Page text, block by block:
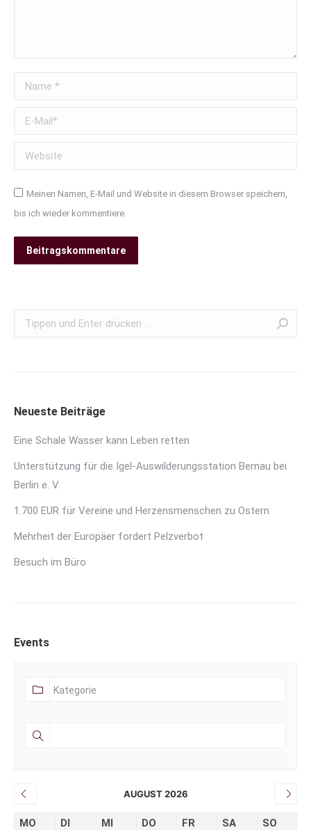
Name *
E-Mail *
Website
Meinen Namen, E-Mail und Website in diesem Browser speichern,
bis ich wieder kommentiere.
Beitragskommentare
Search:
Neueste Beiträge
Eine Schale Wasser kann Leben retten
Unterstützung für die Igel-Auswilderungsstation Bernau bei
Berlin e. V.
1.700 EUR für Vereine und Herzensmenschen zu Ostern
Mehrheit der Europäer fordert Pelzverbot
Besuch im Büro
Events
AUGUST 2026
MO DI MI DO FR SA SO